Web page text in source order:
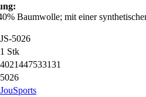
Baumwolle; mit einer
JS-5026
1 Stk
4021447533131
5026
JouSports